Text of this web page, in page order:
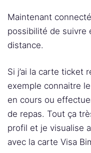
Maintenant
possibilité de suivre
distance.
Si j’ai la carte ticket
exemple connaitre
en cours ou
de repas. Tout ça
profil et je visualise
avec la carte Visa